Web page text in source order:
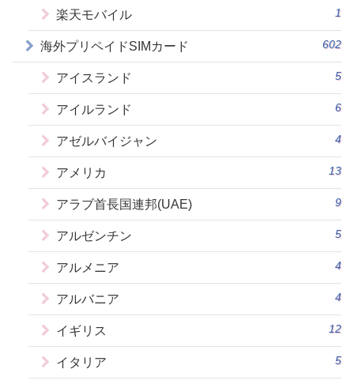
楽天モバイル 1
海外プリペイドSIMカード 602
アイスランド 5
アイルランド 6
アゼルバイジャン 4
アメリカ 13
アラブ首長国連邦(UAE) 9
アルゼンチン 5
アルメニア 4
アルバニア 4
イギリス 12
イタリア 5